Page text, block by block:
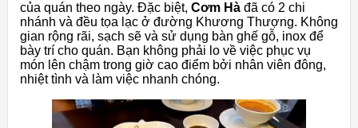
của quán theo ngày. Đặc biệt, Cơm Hà đã có 2 chi
nhánh và đều tọa lạc ở đường Khương Thượng. Không
gian rộng rãi, sạch sẽ và sử dụng bàn ghế gỗ, inox để
bày trí cho quán. Bạn không phải lo về việc phục vụ
món lên chậm trong giờ cao điểm bởi nhân viên đông,
nhiệt tình và làm việc nhanh chóng.